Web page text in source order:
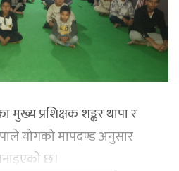
प्रशिक्षक शङ्कर थापा र
योगको मापदण्ड अनुसार
छ।